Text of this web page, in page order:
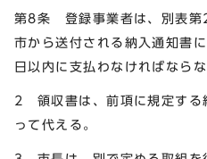
第8条 登録事業者は、別表第
市から送付される納入通知書
日以内に支払わなければならな
2 領収書は、前項に規定する
って代える。